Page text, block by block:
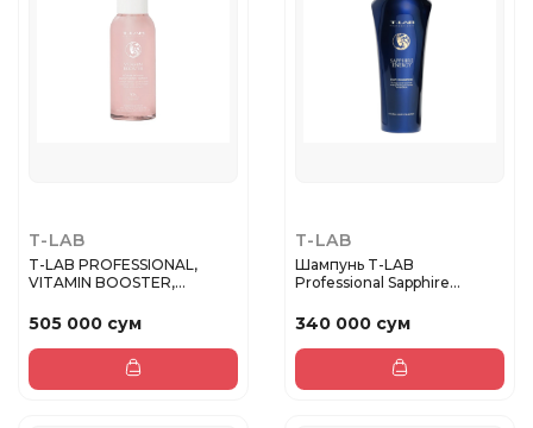
T-LAB
T-LAB PROFESSIONAL,
VITAMIN BOOSTER,
505 000 сум
T-LAB
Шампунь T-LAB
Professional Sapphire
340 000 сум